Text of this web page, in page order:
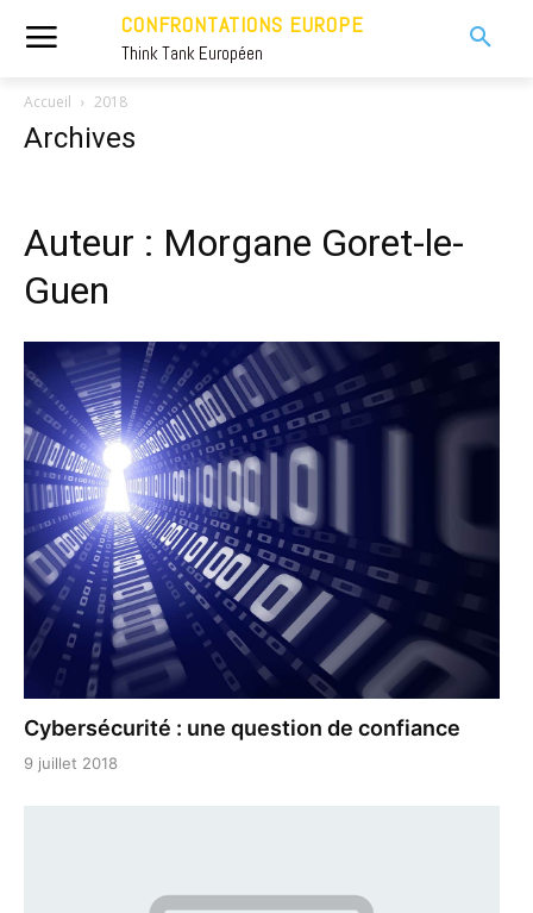
CONFRONTATIONS EUROPE
Think Tank Européen
Accueil 2018
Archives
Auteur : Morgane Goret-le-
Guen
Cybersécurité : une question de confiance
9 juillet 2018